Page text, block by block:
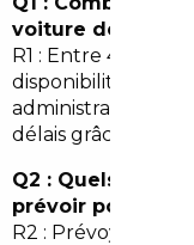
voiture depuis
R1 : Entre 4 et 8
disponibilité du
administratives et
délais grâce à son
Q2 : Quels sont
prévoir pour un
R2 : Prévoyez la